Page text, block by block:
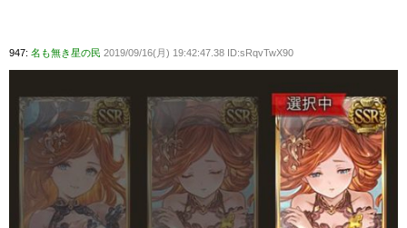
947: 名も無き星の民 2019/09/16(月) 19:42:47.38 ID:sRqvTwX90